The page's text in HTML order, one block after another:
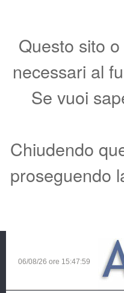
Questo sito
necessari al
Se vuoi
Chiudendo
proseguendo
06/08/26 ore 15:48:00